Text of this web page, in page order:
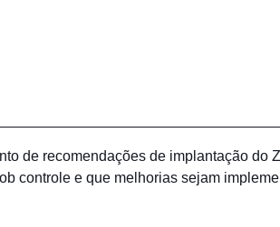
de recomendações de implantação do
controle e que melhorias sejam